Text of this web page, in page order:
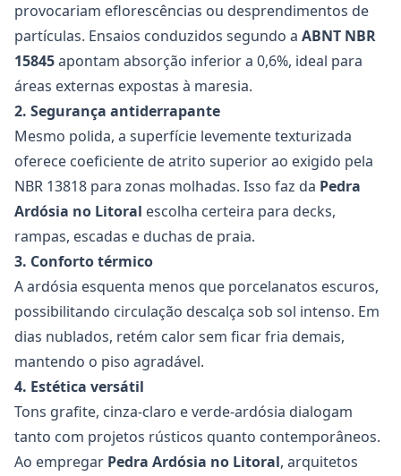
provocariam eflorescências ou desprendimentos de
partículas. Ensaios conduzidos segundo a ABNT NBR
15845apontam absorção inferior a 0,6%, ideal para
áreas externas expostas à maresia.
2. Segurança antiderrapante
Mesmo polida, a superfície levemente texturizada
oferece coeficiente de atrito superior ao exigido pela
NBR 13818 para zonas molhadas. Isso faz da Pedra
Ardósia no Litoral escolha certeira para decks,
rampas, escadas e duchas de praia.
3. Conforto térmico
A ardósia esquenta menos que porcelanatos escuros,
possibilitando circulação descalça sob sol intenso. Em
dias nublados, retém calor sem ficar fria demais,
mantendo o piso agradável.
4. Estética versátil
Tons grafite, cinza-claro e verde-ardósia dialogam
tanto com projetos rústicos quanto contemporâneos.
Ao empregar Pedra Ardósia no Litoral, arquitetos